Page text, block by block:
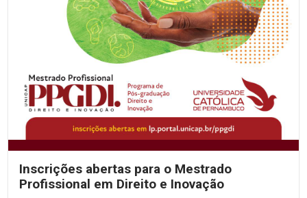
Inscrições abertas para o Mestrado
Profissional em Direito e Inovação